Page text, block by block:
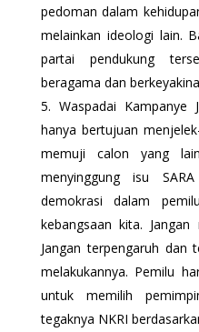
pedoman dalam
melainkan ideologi lain.
partai pendukung
beragama dan
Waspadai Kampanye
hanya bertujuan
memuji calon yang
menyinggung isu
demokrasi dalam
kebangsaan kita. Jangan
Jangan terpengaruh dan
melakukannya. Pemilu
untuk memilih
tegaknya NKRI